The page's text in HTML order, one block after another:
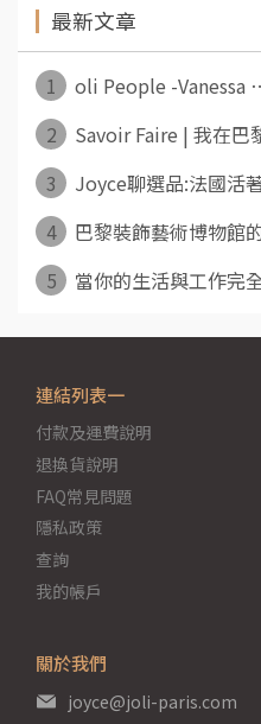
最新文章
1
oli People -Vanessa
2
Savoir Faire | 我在巴
3
Joyce聊選品:法國活
4
巴黎裝飾藝術博物館
5
當你的生活與工作完
關於我們
joyce@joli-paris.com
連結列表一
付款及運費說明
退換貨說明
FAQ常見問題
隱私政策
查詢
我的帳戶